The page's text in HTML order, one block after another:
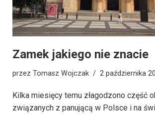
Zamek jakiego nie znacie
przez Tomasz Wojczak 2 października
Kilka miesięcy temu złagodzono część
związanych z panującą w Polsce i na